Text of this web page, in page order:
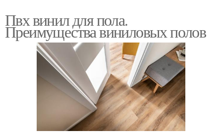
Пвх винил для пола.
Преимущества виниловых полов